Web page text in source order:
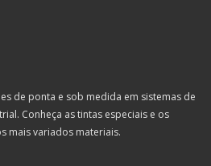
de ponta e sob medida em sistemas de
Conheça as tintas especiais e os
mais variados materiais.